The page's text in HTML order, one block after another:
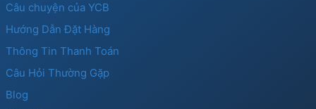
Câu chuyện của YCB
Hướng Dẫn Đặt Hàng
Thông Tin Thanh Toán
Câu Hỏi Thường Gặp
Blog